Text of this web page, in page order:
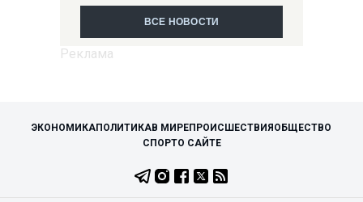
ВСЕ НОВОСТИ
ЭКОНОМИКАПОЛИТИКАВ МИРЕПРОИСШЕСТВИЯОБЩЕСТВО
СПОРТО САЙТЕ